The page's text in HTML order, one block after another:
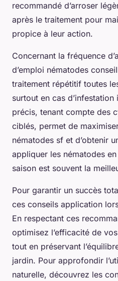
recommandé d’arroser
après le traitement pour
propice à leur action.
Concernant la fréquence
d’emploi nématodes
traitement répétitif toutes
surtout en cas
précis, tenant compte des
ciblés, permet de
nématodes sf et d’obtenir
appliquer les nématodes
saison est souvent la
Pour garantir un succès
ces conseils application
En respectant ces
optimisez l’efficacité de
tout en préservant
jardin. Pour approfondir
naturelle, découvrez les